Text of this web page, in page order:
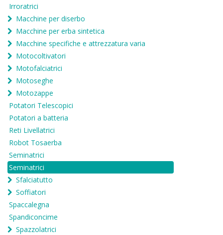
Irroratrici
Macchine per diserbo
Macchine per erba sintetica
Macchine specifiche e attrezzatura varia
Motocoltivatori
Motofalciatrici
Motoseghe
Motozappe
Potatori Telescopici
Potatori a batteria
Reti Livellatrici
Robot Tosaerba
Seminatrici
Seminatrici
Sfalciatutto
Soffiatori
Spaccalegna
Spandiconcime
Spazzolatrici